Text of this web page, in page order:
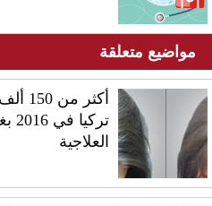
مواضيع متعلقة
أكثر
العلاجية